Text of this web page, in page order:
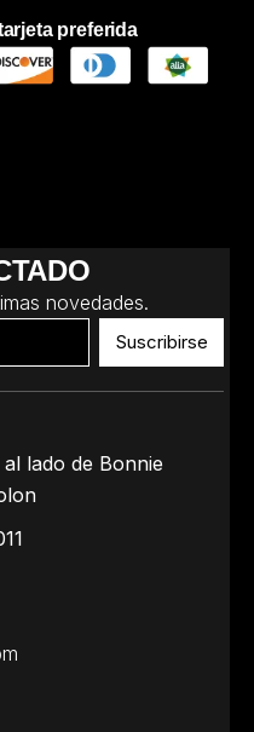
preferida
novedades.
Suscribirse
lado de Bonnie